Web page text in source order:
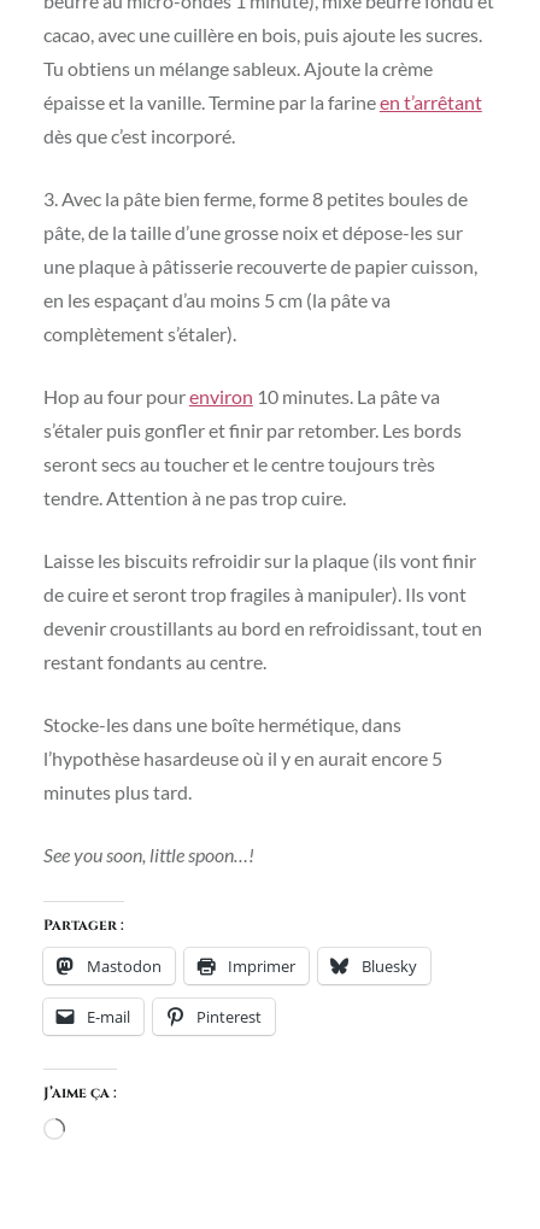
cacao, avec une cuillère en bois, puis ajoute les sucres.
Tu obtiens un mélange sableux. Ajoute la crème
épaisse et la vanille. Termine par la farineen t’arrêtant
dès que c’est incorporé.
3. Avec la pâte bien ferme, forme 8 petites boules de
pâte, de la taille d’une grosse noix et dépose-les sur
une plaque à pâtisserie recouverte de papier cuisson,
en les espaçant d’au moins 5 cm (la pâte va
complètement s’étaler).
Hop au four pourenviron 10 minutes. La pâte va
s’étaler puis gonfler et finir par retomber. Les bords
seront secs au toucher et le centre toujours très
tendre. Attention à ne pas trop cuire.
Laisse les biscuits refroidir sur la plaque (ils vont finir
de cuire et seront trop fragiles à manipuler). Ils vont
devenir croustillants au bord en refroidissant, tout en
restant fondants au centre.
Stocke-les dans une boîte hermétique, dans
l’hypothèse hasardeuse où il y en aurait encore 5
minutes plus tard.
See you soon, little spoon…!
Partager :
Mastodon Imprimer Bluesky
E-mail Pinterest
J’aime ça :
Chargement…